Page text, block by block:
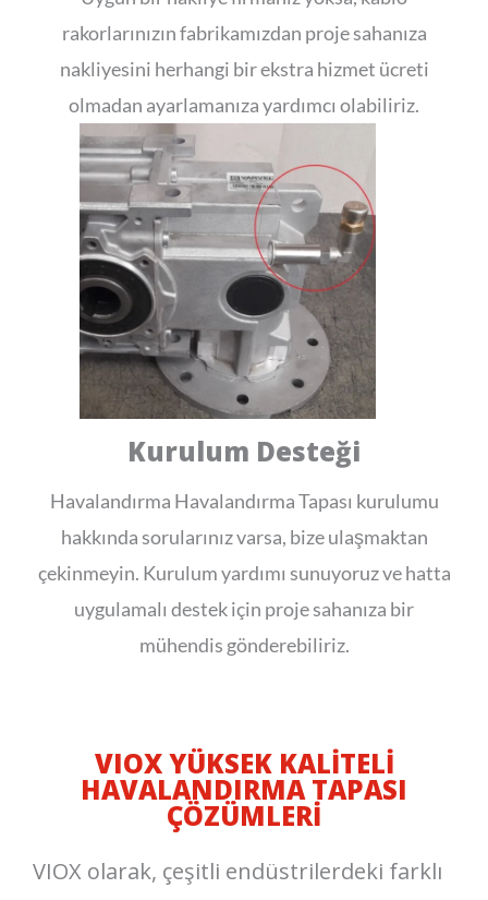
rakorlarınızın fabrikamızdan proje sahanıza
nakliyesini herhangi bir ekstra hizmet ücreti
olmadan ayarlamanıza yardımcı olabiliriz.
Kurulum Desteği
Havalandırma Havalandırma Tapası kurulumu
hakkında sorularınız varsa, bize ulaşmaktan
çekinmeyin. Kurulum yardımı sunuyoruz ve hatta
uygulamalı destek için proje sahanıza bir
mühendis gönderebiliriz.
VIOX YÜKSEK KALITELI
HAVALANDIRMA TAPASI
ÇÖZÜMLERI
VIOX olarak, çeşitli endüstrilerdeki farklı